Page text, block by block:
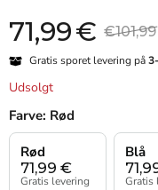
Nuværende pris
71,99€ €101,99
Gratis sporet levering på
Udsolgt
Farve: Rød
71,99 €
Rød
Gratis levering
Blå
Gratis